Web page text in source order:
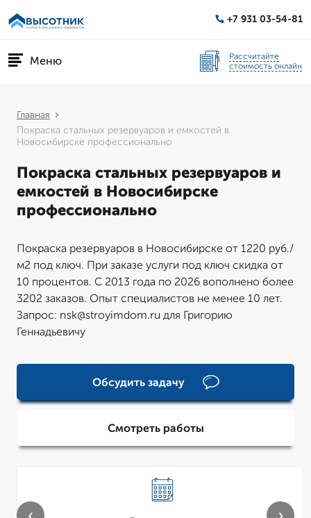
+7 931 03-54-81
Меню
Рассчитайте
стоимость онлайн
Главная
Покраска стальных резервуаров и емкостей в
Новосибирске профессионально
Покраска стальных резервуаров и
емкостей в Новосибирске
профессионально
Покраска резервуаров в Новосибирске от 1220 руб./
м2 под ключ. При заказе услуги под ключ скидка от
10 процентов. С 2013 года по 2026 вополнено более
3202 заказов. Опыт специалистов не менее 10 лет.
Запрос: nsk@stroyimdom.ru для Григорию
Геннадьевичу
Обсудить задачу
Смотреть работы